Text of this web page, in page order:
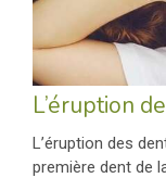
L’éruption des
première dent de